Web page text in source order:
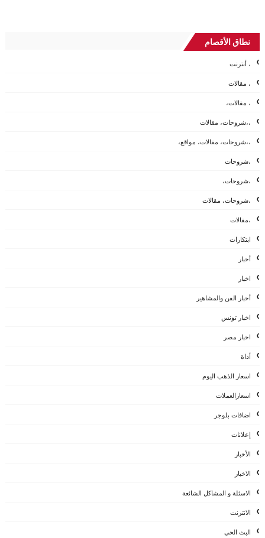
نطاق الأقصام
، أنترنت
، مقالات
، مقالات،
،،شروحات، مقالات
،،شروحات، مقالات، مواقع،
،شروحات
،شروحات،
،شروحات، مقالات
،مقالات
ابتكارات
أخبار
اخبار
أخبار الفن والمشاهير
اخبار تونس
اخبار مصر
أداة
اسعار الذهب اليوم
اسعارالعملات
اضافات بلوجر
إعلانات
الأخبار
الاخبار
الاسئلة و المشاكل الشائعة
الانترنت
البث الحي